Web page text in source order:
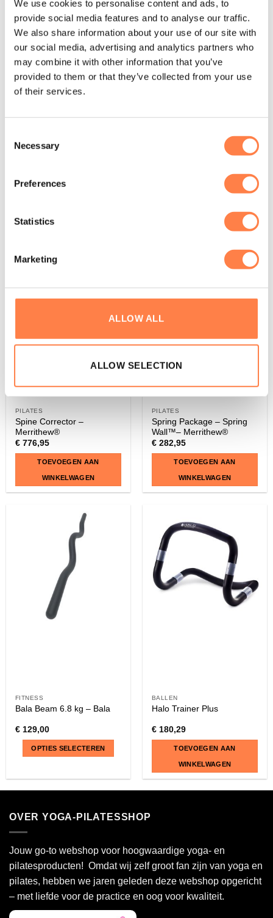
We use cookies to personalise content and ads, to
provide social media features and to analyse our traffic.
We also share information about your use of our site with
our social media, advertising and analytics partners who
may combine it with other information that you’ve
provided to them or that they’ve collected from your use
of their services.
Selection
Necessary
Preferences
Statistics
Marketing
ALLOW ALL
ALLOW SELECTION
Verkocht per paar
Met de Rotatie Schijven kun je op een effectieve en veilige
manier werken aan je balans en kracht. Voeg dit
veelzijdige hulpmiddel vandaag nog toe aan je
trainingsarsenaal en ervaar de voordelen van verbeterde
balanskussens.
PILATES
Spine Corrector –
Merrithew®
€776,95
TOEVOEGEN AAN
WINKELWAGEN
PILATES
Spring Package – Spring
Wall™– Merrithew®
€282,95
TOEVOEGEN AAN
WINKELWAGEN
FITNESS
Bala Beam 6.8 kg – Bala
€129,00
OPTIES SELECTEREN
meerdere
variaties.
Deze
optie
gekozen
worden
op
BALLEN
Halo Trainer Plus
€180,29
TOEVOEGEN AAN
WINKELWAGEN
OVER YOGA-PILATESSHOP
Jouw go-to webshop voor hoogwaardige yoga- en
pilatesproducten! Omdat wij zelf groot fan zijn van yoga en
pilates, hebben we jaren geleden deze webshop opgericht
– met liefde voor de practice en oog voor kwaliteit.